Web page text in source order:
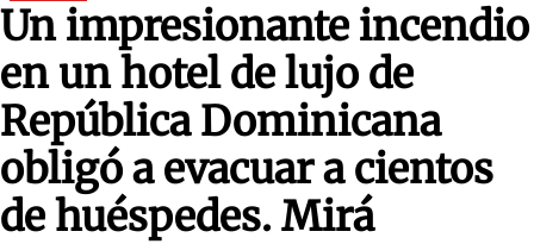
Un impresionante incendio
en un hotel de lujo de
República Dominicana
obligó a evacuar a cientos
de huéspedes. Mirá